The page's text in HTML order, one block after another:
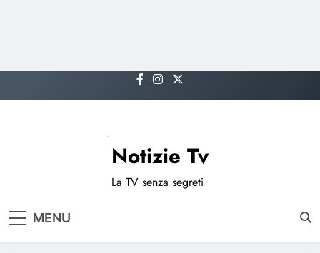
to
Notizie Tv
La TV senza segreti
MENU